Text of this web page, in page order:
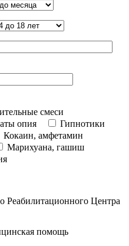
смеси
опия
Гипнотики
Кокаин, амфетамин
Марихуана, гашиш
Реабилитационного Центра